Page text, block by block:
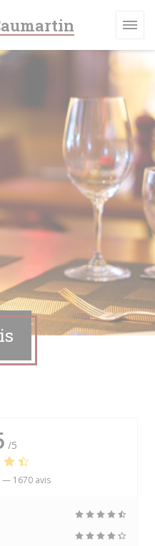
/5
— 1670 avis